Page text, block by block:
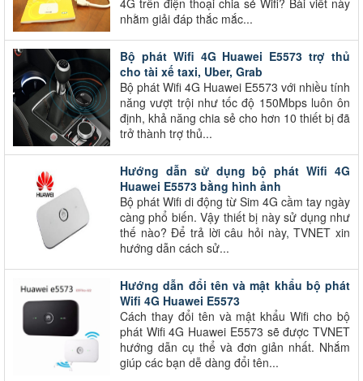
nhằm giải đáp thắc mắc...
Bộ phát Wifi 4G Huawei E5573 trợ thủ
cho tài xế taxi, Uber, Grab
Bộ phát Wifi 4G Huawei E5573 với nhiều tính
năng vượt trội như tốc độ 150Mbps luôn ôn
định, khả năng chia sẻ cho hơn 10 thiết bị đã
trở thành trợ thủ...
Hướng dẫn sử dụng bộ phát Wifi 4G
Huawei E5573 bằng hình ảnh
Bộ phát Wifi di động từ Sim 4G cầm tay ngày
càng phổ biến. Vậy thiết bị này sử dụng như
thế nào? Để trả lời câu hỏi này, TVNET xin
hướng dẫn cách sử...
Hướng dẫn đổi tên và mật khẩu bộ phát
Wifi 4G Huawei E5573
Cách thay đổi tên và mật khẩu Wifi cho bộ
phát Wifi 4G Huawei E5573 sẽ được TVNET
hướng dẫn cụ thể và đơn giản nhất. Nhắm
giúp các bạn dễ dàng đổi tên...